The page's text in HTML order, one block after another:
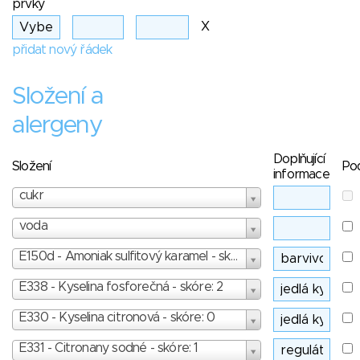
prvky
X
přidat nový řádek
Složení a
alergeny
Složení
Doplňující
informace
cukr
voda
E150d - Amoniak sulfitový karamel - skóre: 3
E338 - Kyselina fosforečná - skóre: 2
E330 - Kyselina citronová - skóre: 0
E331 - Citronany sodné - skóre: 1